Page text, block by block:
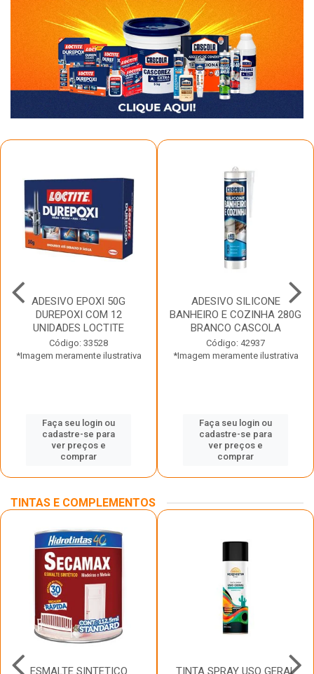
ADESIVO EPOXI 50G
DUREPOXI COM 12
UNIDADES LOCTITE
Código: 33528
*Imagem meramente ilustrativa
Faça seu login ou
cadastre-se para
ver preços e
comprar
ADESIVO SILICONE
BANHEIRO E COZINHA 280G
BRANCO CASCOLA
Código: 42937
*Imagem meramente ilustrativa
Faça seu login ou
cadastre-se para
ver preços e
comprar
TINTAS E COMPLEMENTOS
ESMALTE SINTETICO TINTA SPRAY USO GERAL